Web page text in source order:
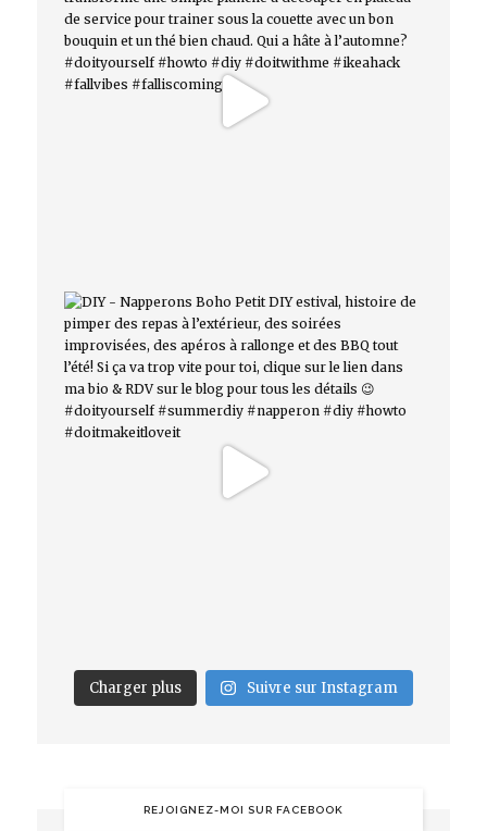
Charger plus Suivre sur Instagram
REJOIGNEZ-MOI SUR FACEBOOK